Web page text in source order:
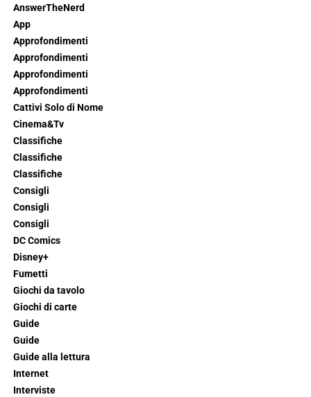
AnswerTheNerd
App
Approfondimenti
Approfondimenti
Approfondimenti
Approfondimenti
Cattivi Solo di Nome
Cinema&Tv
Classifiche
Classifiche
Classifiche
Consigli
Consigli
Consigli
DC Comics
Disney+
Fumetti
Giochi da tavolo
Giochi di carte
Guide
Guide
Guide alla lettura
Internet
Interviste